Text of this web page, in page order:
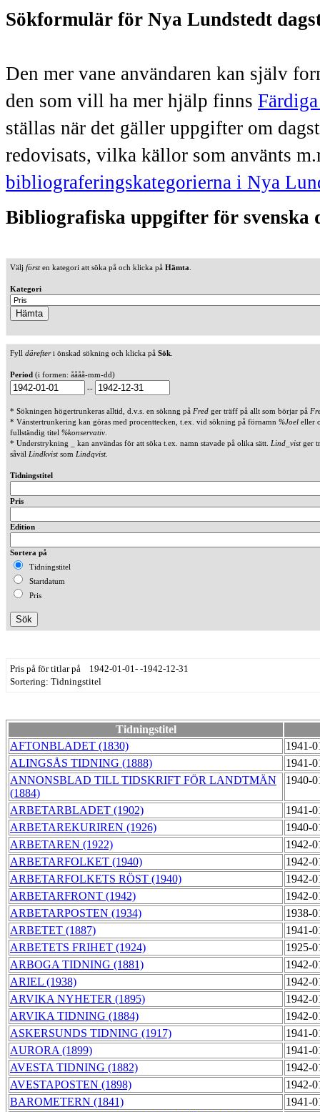
Sökformulär för Nya Lundstedt
Den mer vane användaren kan själv
den som vill ha mer hjälp finns
ställas när det gäller uppgifter om
redovisats, vilka källor som använts
bibliograferingskategorierna i Nya
Bibliografiska uppgifter för svenska
Välj försten kategori att söka på och klicka på Hämta
Kategori
Fyll därefteri önskad sökning och klicka på Sök
Period (i formen: åååå-mm-dd)
--
* Sökningen högertrunkeras alltid, d.v.s. en söknng på Fred ger träff på allt som börjar på
* Vänstertrunkering kan göras med procenttecken, t.ex. vid sökning på förnamn %Joel eller
fullständig titel %konservativ
* Understrykning _ kan användas för att söka t.ex. namn stavade på olika sätt. Lind_vistger
såväl Lindkvistsom Lindqvist.
Tidningstitel
Pris
Edition
Sortera på
Tidningstitel
Startdatum
Pris
Pris på för titlar på 1942-01-01- -1942-12-31
Sortering: Tidningstitel
Tidningstitel
AFTONBLADET (1830)
1941-
ALINGSÅS TIDNING (1888)
1941-
ANNONSBLAD TILL TIDSKRIFT FÖR LANDTMÄN
(1884)
1940-
ARBETARBLADET (1902)
1941-
ARBETAREKURIREN (1926)
1940-
ARBETAREN (1922)
1942-
ARBETARFOLKET (1940)
1942-
ARBETARFOLKETS RÖST (1940)
1942-
ARBETARFRONT (1942)
1942-
ARBETARPOSTEN (1934)
1938-
ARBETET (1887)
1941-
ARBETETS FRIHET (1924)
1925-
ARBOGA TIDNING (1881)
1942-
ARIEL (1938)
1942-
ARVIKA NYHETER (1895)
1942-
ARVIKA TIDNING (1884)
1942-
ASKERSUNDS TIDNING (1917)
1941-
AURORA (1899)
1941-
AVESTA TIDNING (1882)
1942-
AVESTAPOSTEN (1898)
1942-
BAROMETERN (1841)
1941-